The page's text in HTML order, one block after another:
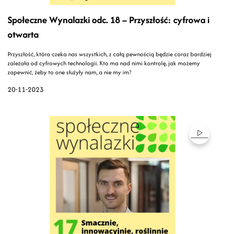
20-11-2023
Społeczne Wynalazki odc. 18 – Przyszłość: cyfrowa i
otwarta
Przyszłość, która czeka nas wszystkich, z całą pewnością będzie coraz bardziej
zależała od cyfrowych technologii. Kto ma nad nimi kontrolę, jak możemy
zapewnić, żeby to one służyły nam, a nie my im?